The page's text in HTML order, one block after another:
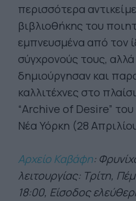
περισσότερα
βιβλιοθήκης του
εμπνευσμένα από τον
σύγχρονούς τους,
δημιούργησαν και
καλλιτέχνες στο
“Archive of Desire”
Νέα Υόρκη (28
Αρχείο Καβάφη:
λειτουργίας: Τρίτη,
18:00, Είσοδος